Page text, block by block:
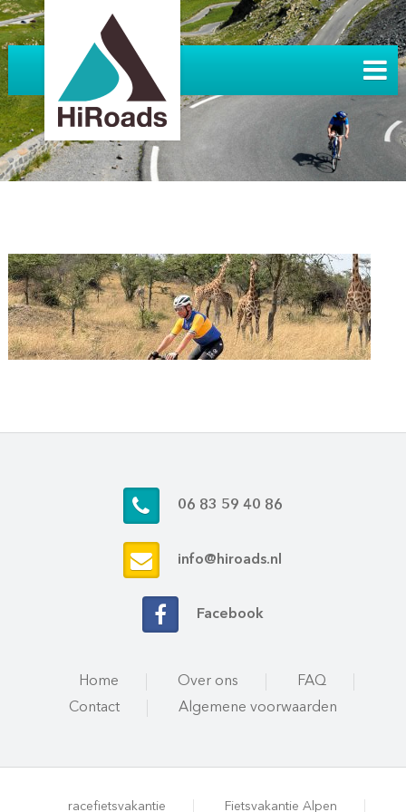
06 83 59 40 86
info@hiroads.nl
Facebook
Home Over ons
FAQ
Contact
Algemene voorwaarden
racefietsvakantie Fietsvakantie Alpen